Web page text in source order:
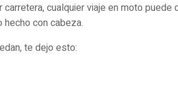
cualquier viaje en moto
hecho con cabeza.
te dejo esto: